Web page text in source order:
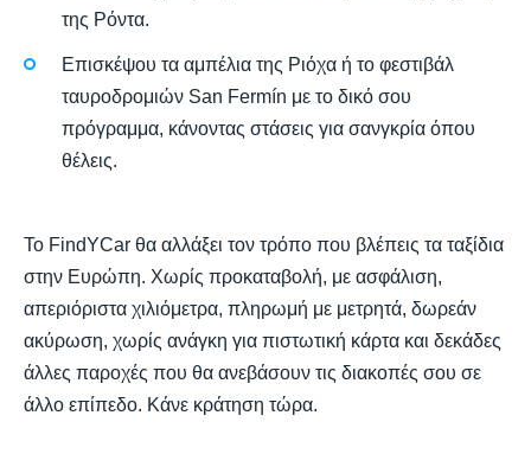
της Ρόντα.
Επισκέψου τα αμπέλια της Ριόχα ή το φεστιβάλ
ταυροδρομιών San Fermín με το δικό σου
πρόγραμμα, κάνοντας στάσεις για σανγκρία όπου
θέλεις.
Το FindYCar θα αλλάξει τον τρόπο που βλέπεις τα ταξίδια
στην Ευρώπη. Χωρίς προκαταβολή, με ασφάλιση,
απεριόριστα χιλιόμετρα, πληρωμή με μετρητά, δωρεάν
ακύρωση, χωρίς ανάγκη για πιστωτική κάρτα και δεκάδες
άλλες παροχές που θα ανεβάσουν τις διακοπές σου σε
άλλο επίπεδο. Κάνε κράτηση τώρα.